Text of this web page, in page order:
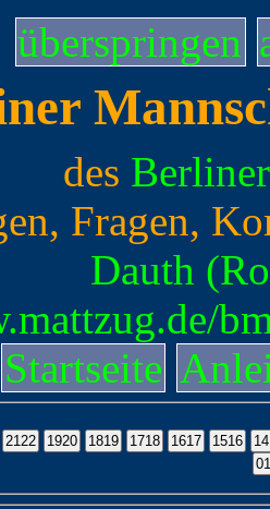
überspringen
des
Fragen,
Dauth
Startseite